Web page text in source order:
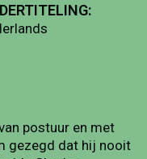
postuur en met
gezegd dat hij nooit